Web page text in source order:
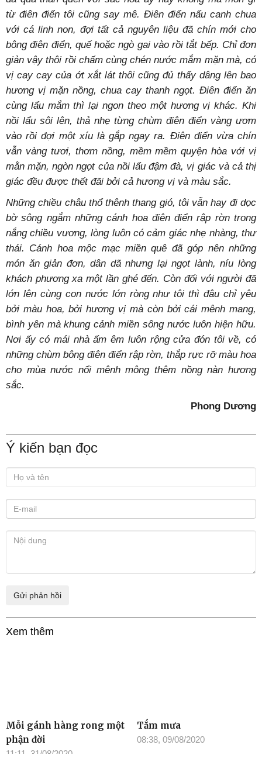
từ điên điển tôi cũng say mê. Điên điển nấu canh chua
với cá linh non, đợi tất cả nguyên liệu đã chín mới cho
bông điên điển, quế hoặc ngò gai vào rồi tắt bếp. Chỉ đơn
giản vậy thôi rồi chấm cùng chén nước mắm mặn mà, có
vị cay cay của ớt xắt lát thôi cũng đủ thấy dâng lên bao
hương vị mặn nồng, chua cay thanh ngọt. Điên điển ăn
cùng lẩu mắm thì lại ngon theo một hương vị khác. Khi
nồi lẩu sôi lên, thả nhẹ từng chùm điên điển vàng ươm
vào rồi đợi một xíu là gắp ngay ra. Điên điển vừa chín
vẫn vàng tươi, thơm nồng, mềm mềm quyện hòa với vị
mằn mặn, ngòn ngọt của nồi lẩu đậm đà, vị giác và cả thị
giác đều được thết đãi bởi cả hương vị và màu sắc.
Những chiều châu thổ thênh thang gió, tôi vẫn hay đi dọc
bờ sông ngắm những cánh hoa điên điển rập rờn trong
nắng chiều vương, lòng luôn có cảm giác nhẹ nhàng, thư
thái. Cánh hoa mộc mạc miền quê đã góp nên những
món ăn giản đơn, dân dã nhưng lại ngọt lành, níu lòng
khách phương xa một lần ghé đến. Còn đối với người đã
lớn lên cùng con nước lớn ròng như tôi thì đâu chỉ yêu
bởi màu hoa, bởi hương vị mà còn bởi cái mênh mang,
bình yên mà khung cảnh miền sông nước luôn hiện hữu.
Nơi ấy có mái nhà ấm êm luôn rộng cửa đón tôi về, có
những chùm bông điên điển rập rờn, thắp rực rỡ màu hoa
cho mùa nước nổi mênh mông thêm nồng nàn hương
sắc.
Phong Dương
Ý kiến bạn đọc
Xem thêm
Mỗi gánh hàng rong một
phận đời
11:11, 31/08/2020
Tắm mưa
08:38, 09/08/2020